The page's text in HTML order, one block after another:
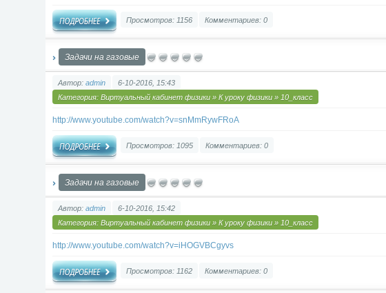
Просмотров: 1156 Комментариев: 0
Задачи на газовые
Автор: admin
6-10-2016, 15:43
Категория: Виртуальный кабинет физики » К уроку физики » 10_класс
http://www.youtube.com/watch?v=snMmRywFRoA
Просмотров: 1095 Комментариев: 0
Задачи на газовые
Автор: admin
6-10-2016, 15:42
Категория: Виртуальный кабинет физики » К уроку физики » 10_класс
http://www.youtube.com/watch?v=iHOGVBCgyvs
Просмотров: 1162 Комментариев: 0